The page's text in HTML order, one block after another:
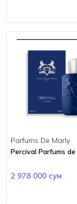
Parfums De Marly
Percival Parfums
2 978 000 сум